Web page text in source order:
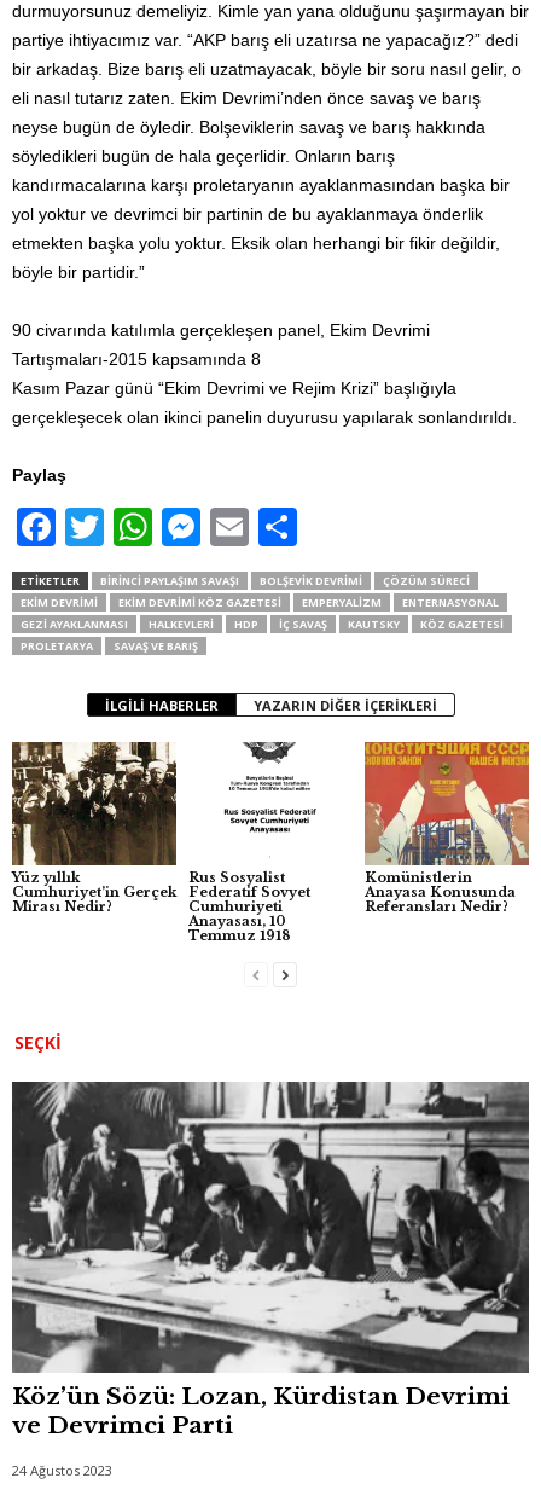
durmuyorsunuz demeliyiz. Kimle yan yana olduğunu şaşırmayan bir
partiye ihtiyacımız var. “AKP barış eli uzatırsa ne yapacağız?” dedi
bir arkadaş. Bize barış eli uzatmayacak, böyle bir soru nasıl gelir, o
eli nasıl tutarız zaten. Ekim Devrimi’nden önce savaş ve barış
neyse bugün de öyledir. Bolşeviklerin savaş ve barış hakkında
söyledikleri bugün de hala geçerlidir. Onların barış
kandırmacalarına karşı proletaryanın ayaklanmasından başka bir
yol yoktur ve devrimci bir partinin de bu ayaklanmaya önderlik
etmekten başka yolu yoktur. Eksik olan herhangi bir fikir değildir,
böyle bir partidir.”
90 civarında katılımla gerçekleşen panel, Ekim Devrimi
Tartışmaları-2015 kapsamında 8
Kasım Pazar günü “Ekim Devrimi ve Rejim Krizi” başlığıyla
gerçekleşecek olan ikinci panelin duyurusu yapılarak sonlandırıldı.
Paylaş
F
a
c
e
o
k
T
wi
tt
er
W
h
at
s
A
p
p
M
e
ss
e
n
g
E
m
ail
h
ar
e
ETIKETLER BIRINCI PAYLAŞIM SAVAŞI BOLŞEVIK DEVRIMI
ÇÖZÜM SÜRECI
EKIM DEVRIMI
EKIM DEVRIMI KÖZ GAZETESI EMPERYALIZM
ENTERNASYONAL
GEZI AYAKLANMASI
HALKEVLERI HDP IÇ SAVAŞ KAUTSKY
KÖZ GAZETESI
PROLETARYA
SAVAŞ VE BARIŞ
İLGILI HABERLER YAZARIN DIĞER İÇERIKLERI
Yüz yıllık
Cumhuriyet’in Gerçek
Mirası Nedir?
Rus Sosyalist
Federatif Sovyet
Cumhuriyeti
Anayasası, 10
Temmuz 1918
Komünistlerin
Anayasa Konusunda
Referansları Nedir?
SEÇKI
Köz’ün Sözü: Lozan, Kürdistan Devrimi
ve Devrimci Parti
24 Ağustos 2023